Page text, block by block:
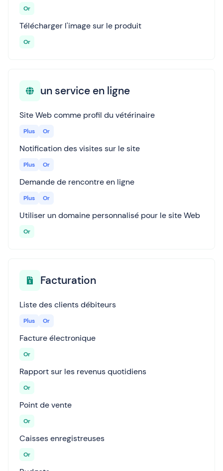
Or
Télécharger l'image sur le produit
Or
un service en ligne
Site Web comme profil du vétérinaire
Plus Or
Notification des visites sur le site
Plus Or
Demande de rencontre en ligne
Plus Or
Utiliser un domaine personnalisé pour le site Web
Or
Facturation
Liste des clients débiteurs
Plus Or
Facture électronique
Or
Rapport sur les revenus quotidiens
Or
Point de vente
Or
Caisses enregistreuses
Or